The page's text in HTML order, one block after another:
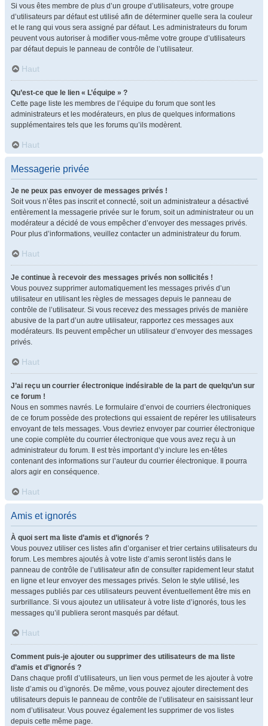
Si vous êtes membre de plus d’un groupe d’utilisateurs, votre groupe
d’utilisateurs par défaut est utilisé afin de déterminer quelle sera la couleur
et le rang qui vous sera assigné par défaut. Les administrateurs du forum
peuvent vous autoriser à modifier vous-même votre groupe d’utilisateurs
par défaut depuis le panneau de contrôle de l’utilisateur.
Haut
Qu’est-ce que le lien « L’équipe » ?
Cette page liste les membres de l’équipe du forum que sont les
administrateurs et les modérateurs, en plus de quelques informations
supplémentaires tels que les forums qu’ils modèrent.
Haut
Messagerie privée
Je ne peux pas envoyer de messages privés !
Soit vous n’êtes pas inscrit et connecté, soit un administrateur a désactivé
entièrement la messagerie privée sur le forum, soit un administrateur ou un
modérateur a décidé de vous empêcher d’envoyer des messages privés.
Pour plus d’informations, veuillez contacter un administrateur du forum.
Haut
Je continue à recevoir des messages privés non sollicités !
Vous pouvez supprimer automatiquement les messages privés d’un
utilisateur en utilisant les règles de messages depuis le panneau de
contrôle de l’utilisateur. Si vous recevez des messages privés de manière
abusive de la part d’un autre utilisateur, rapportez ces messages aux
modérateurs. Ils peuvent empêcher un utilisateur d’envoyer des messages
privés.
Haut
J’ai reçu un courrier électronique indésirable de la part de quelqu’un sur
ce forum !
Nous en sommes navrés. Le formulaire d’envoi de courriers électroniques
de ce forum possède des protections qui essaient de repérer les utilisateurs
envoyant de tels messages. Vous devriez envoyer par courrier électronique
une copie complète du courrier électronique que vous avez reçu à un
administrateur du forum. Il est très important d’y inclure les en-têtes
contenant des informations sur l’auteur du courrier électronique. Il pourra
alors agir en conséquence.
Haut
Amis et ignorés
À quoi sert ma liste d’amis et d’ignorés ?
Vous pouvez utiliser ces listes afin d’organiser et trier certains utilisateurs du
forum. Les membres ajoutés à votre liste d’amis seront listés dans le
panneau de contrôle de l’utilisateur afin de consulter rapidement leur statut
en ligne et leur envoyer des messages privés. Selon le style utilisé, les
messages publiés par ces utilisateurs peuvent éventuellement être mis en
surbrillance. Si vous ajoutez un utilisateur à votre liste d’ignorés, tous les
messages qu’il publiera seront masqués par défaut.
Haut
Comment puis-je ajouter ou supprimer des utilisateurs de ma liste
d’amis et d’ignorés ?
Dans chaque profil d’utilisateurs, un lien vous permet de les ajouter à votre
liste d’amis ou d’ignorés. De même, vous pouvez ajouter directement des
utilisateurs depuis le panneau de contrôle de l’utilisateur en saisissant leur
nom d’utilisateur. Vous pouvez également les supprimer de vos listes
depuis cette même page.